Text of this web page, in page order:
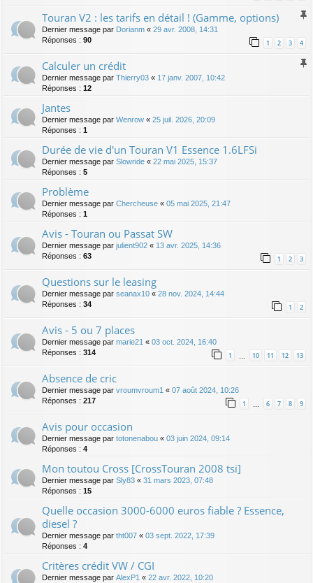
Touran V2 : les tarifs en détail ! (Gamme, options)
Dernier message par Dorianm « 29 avr. 2008, 14:31
Réponses : 90 1 2 3 4
Calculer un crédit
Dernier message par Thierry03 « 17 janv. 2007, 10:42
Réponses : 12
Jantes
Dernier message par Wenrow « 25 juil. 2026, 20:09
Réponses : 1
Durée de vie d'un Touran V1 Essence 1.6LFSi
Dernier message par Slowride « 22 mai 2025, 15:37
Réponses : 5
Problème
Dernier message par Chercheuse « 05 mai 2025, 21:47
Réponses : 1
Avis - Touran ou Passat SW
Dernier message par julient902 « 13 avr. 2025, 14:36
Réponses : 63 1 2 3
Questions sur le leasing
Dernier message par seanax10 « 28 nov. 2024, 14:44
Réponses : 34 1 2
Avis - 5 ou 7 places
Dernier message par marie21 « 03 oct. 2024, 16:40
Réponses : 314 1 … 10 11 12 13
Absence de cric
Dernier message par vroumvroum1 « 07 août 2024, 10:26
Réponses : 217 1 … 6 7 8 9
Avis pour occasion
Dernier message par totonenabou « 03 juin 2024, 09:14
Réponses : 4
Mon toutou Cross [CrossTouran 2008 tsi]
Dernier message par Sly83 « 31 mars 2023, 07:48
Réponses : 15
Quelle occasion 3000-6000 euros fiable ? Essence,
diesel ?
Dernier message par tht007 « 03 sept. 2022, 17:39
Réponses : 4
Critères crédit VW / CGI
Dernier message par AlexP1 « 22 avr. 2022, 10:20